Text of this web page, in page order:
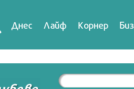
Днес Лайф Корнер
DirTV Impressio